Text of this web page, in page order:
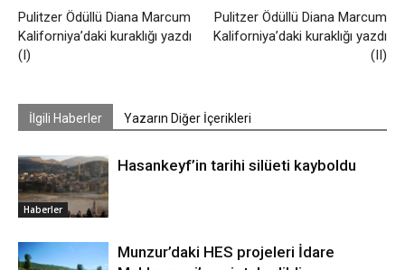
Pulitzer Ödüllü Diana Marcum
Kaliforniya’daki kuraklığı yazdı
(I)
Pulitzer Ödüllü Diana Marcum
Kaliforniya’daki kuraklığı yazdı
(II)
İlgili Haberler Yazarın Diğer İçerikleri
Haberler
Hasankeyf’in tarihi silüeti kayboldu
Munzur’daki HES projeleri İdare